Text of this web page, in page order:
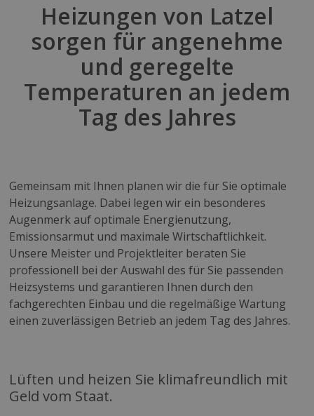
Heizungen von Latzel
sorgen für angenehme
und geregelte
Temperaturen an jedem
Tag des Jahres
Gemeinsam mit Ihnen planen wir die für Sie optimale
Heizungsanlage. Dabei legen wir ein besonderes
Augenmerk auf optimale Energienutzung,
Emissionsarmut und maximale Wirtschaftlichkeit.
Unsere Meister und Projektleiter beraten Sie
professionell bei der Auswahl des für Sie passenden
Heizsystems und garantieren Ihnen durch den
fachgerechten Einbau und die regelmäßige Wartung
einen zuverlässigen Betrieb an jedem Tag des Jahres.
Lüften und heizen Sie klimafreundlich mit
Geld vom Staat.